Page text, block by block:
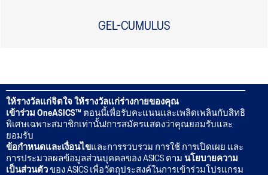
GEL-CUMULUS
ให้รางวัลแก่จิตใจ ให้รางวัลแก่ร่างกายของคุณ
เข้าร่วม OneASICS™ ตอนนี้เพื่อรับคะแนนและเพลิดเพลินกับสิทธิ
พิเศษเฉพาะสมาชิกเท่านั้น!การสมัครแสดงว่าคุณยอมรับและ
ยอมรับ
ข้อกำหนดและเงื่อนไขและการรวบรวม การใช้ การเปิดเผย และ
การประมวลผลข้อมูลส่วนบุคคลของ ASICS ตาม นโยบายความ
เป็นส่วนตัว ของ ASICS เพื่อวัตถุประสงค์ในการเข้าร่วมโปรแกรม